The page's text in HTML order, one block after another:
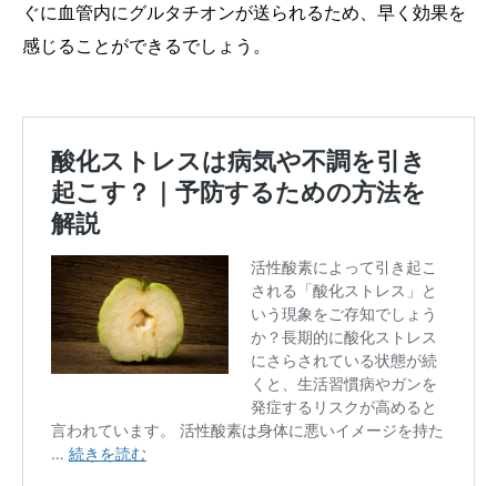
ぐに血管内にグルタチオンが送られるため、早く効果を
感じることができるでしょう。